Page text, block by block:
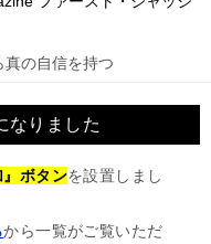
真の自信を持つ
なりました
』ボタンを設置しまし
から一覧がご覧いただ